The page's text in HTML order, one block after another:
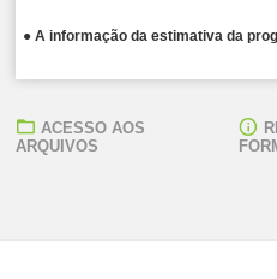
● A informação da estimativa da
ACESSO AOS
ARQUIVOS